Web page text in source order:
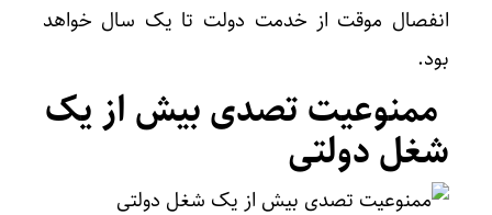
انفصال موقت از خدمت دولت تا یک سال خواهد
بود.
ممنوعیت تصدی بیش از یک
شغل دولتی